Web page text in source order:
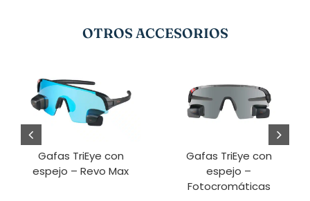
OTROS ACCESORIOS
Gafas TriEye con
espejo – Revo Max
Gafas TriEye con
espejo –
Fotocromáticas